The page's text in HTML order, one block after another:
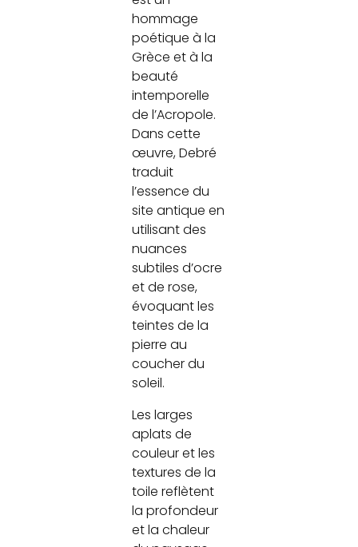
hommage
poétique à la
Grèce et à la
beauté
intemporelle
de l’Acropole.
Dans cette
œuvre, Debré
traduit
l’essence du
site antique en
utilisant des
nuances
subtiles d’ocre
et de rose,
évoquant les
teintes de la
pierre au
coucher du
soleil.
Les larges
aplats de
couleur et les
textures de la
toile reflètent
la profondeur
et la chaleur